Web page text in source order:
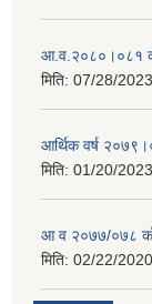
आ.व.२०८०।०८१
मिति: 07/28/
आर्थिक वर्ष
मिति: 01/20/
आ व २०७७/०७८ काे
मिति: 02/22/